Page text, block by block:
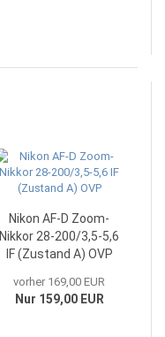
Nikon AF-D Zoom-
Nikkor 28-200/3,5-5,6
IF (Zustand A) OVP
vorher 169,00 EUR
Nur 159,00 EUR